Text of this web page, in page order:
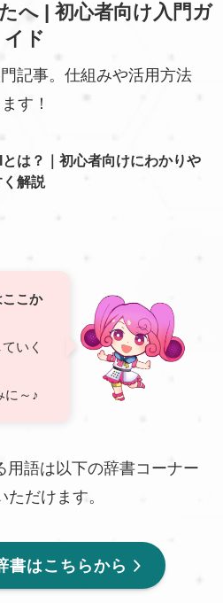
へ | 初心者向け入門ガ
イド
記事。仕組みや活用方法
す！
とは？｜初心者向けにわかりや
解説
こか
いく
に～♪
用語は以下の辞書コーナー
ただけます。
書はこちらから